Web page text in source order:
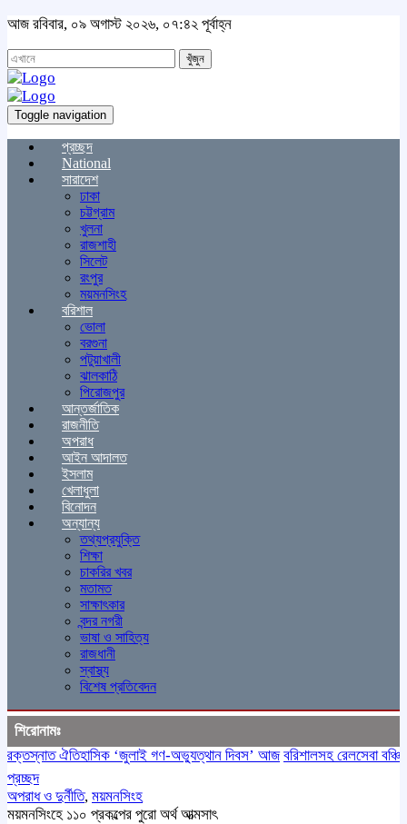
আজ রবিবার, ০৯ অগাস্ট ২০২৬, ০৭:৪২ পূর্বাহ্ন
খুঁজুন
Toggle navigation
প্রচ্ছদ
National
সারাদেশ
ঢাকা
চট্টগ্রাম
খুলনা
রাজশাহী
সিলেট
রংপুর
ময়মনসিংহ
বরিশাল
ভোলা
বরগুনা
পটুয়াখালী
ঝালকাঠি
পিরোজপুর
আন্তর্জাতিক
রাজনীতি
অপরাধ
আইন আদালত
ইসলাম
খেলাধুলা
বিনোদন
অন্যান্য
তথ্যপ্রযুক্তি
শিক্ষা
চাকরির খবর
মতামত
সাক্ষাৎকার
বন্দর নগরী
ভাষা ও সাহিত্য
রাজধানী
স্বাস্থ্য
বিশেষ প্রতিবেদন
শিরোনামঃ
ঐতিহাসিক ‌‘জুলাই গণ-অভ্যুত্থান দিবস’ আজ বরিশালসহ রেলসেবা বঞ্চিত
প্রচ্ছদ
অপরাধ ও দুর্নীতি, ময়মনসিংহ
ময়মনসিংহে ১১০ প্রকল্পের পুরো অর্থ আত্মসাৎ